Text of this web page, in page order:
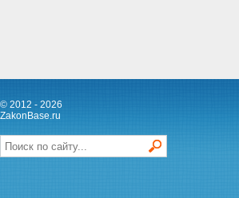
© 2012 - 2026
ZakonBase.ru